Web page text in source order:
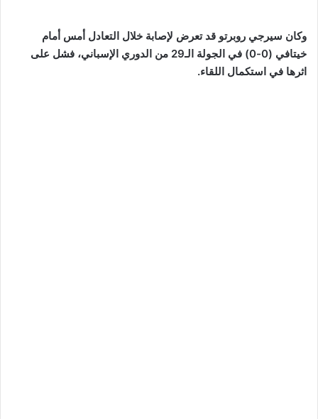
وكان سيرجي روبرتو قد تعرض لإصابة خلال التعادل أمس أمام
خيتافي (0-0) في الجولة الـ29 من الدوري الإسباني، فشل على
اثرها في استكمال اللقاء.